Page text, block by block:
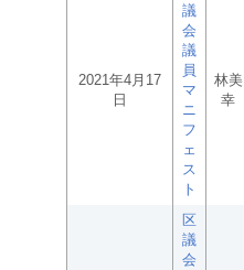
2021年4月17
日
議
会
議
員
マ
ニ
フ
ェ
ス
ト
林美
幸
区
議
会